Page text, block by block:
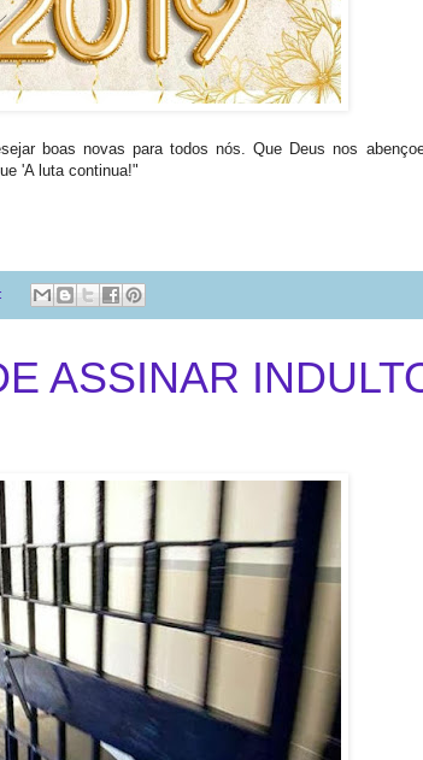
boas novas para todos nós. Que Deus nos
'A luta continua!"
ASSINAR